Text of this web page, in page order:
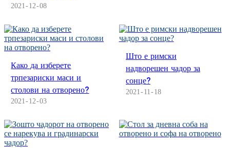
සිංහල
Bahasa Melayu
پښتو
2021 12 08
Како да изберете
трпезариски маси и
столови на отворено?
2021 12 03
Што е римски
надворешен чадор за
сонце?
2021 11 18